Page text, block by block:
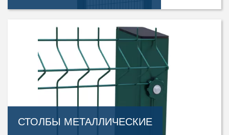
СТОЛБЫ МЕТАЛЛИЧЕСКИЕ